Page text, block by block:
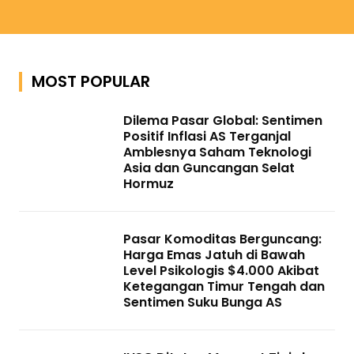
MOST POPULAR
Dilema Pasar Global: Sentimen
Positif Inflasi AS Terganjal
Amblesnya Saham Teknologi
Asia dan Guncangan Selat
Hormuz
Pasar Komoditas Berguncang:
Harga Emas Jatuh di Bawah
Level Psikologis $4.000 Akibat
Ketegangan Timur Tengah dan
Sentimen Suku Bunga AS